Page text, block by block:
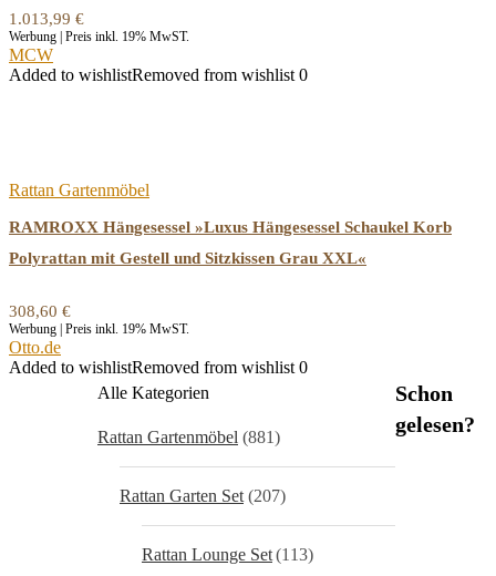
1.013,99 €
Werbung | Preis inkl. 19% MwST.
MCW
Added to wishlistRemoved from wishlist 0
Rattan Gartenmöbel
RAMROXX Hängesessel »Luxus Hängesessel Schaukel Korb
Polyrattan mit Gestell und Sitzkissen Grau XXL«
308,60 €
Werbung | Preis inkl. 19% MwST.
Otto.de
Added to wishlistRemoved from wishlist 0
Alle Kategorien
Rattan Gartenmöbel (881)
Rattan Garten Set (207)
Rattan Lounge Set(113)
Schon
gelesen?